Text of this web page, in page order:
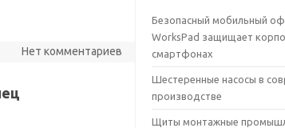
Нет комментариев
Безопасный мобильный
WorksPad защищает
смартфонах
Шестеренные насосы в
производстве
Щиты монтажные